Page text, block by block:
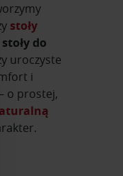
stoły
stoły do
uroczyste
i
– o prostej,